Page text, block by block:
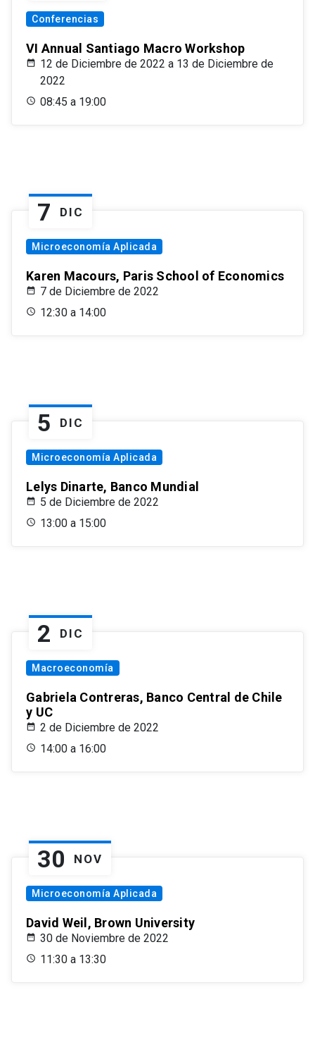
Conferencias
VI Annual Santiago Macro Workshop
12 de Diciembre de 2022 a 13 de Diciembre de
2022
08:45 a 19:00
7 DIC
Microeconomía Aplicada
Karen Macours, Paris School of Economics
7 de Diciembre de 2022
12:30 a 14:00
5 DIC
Microeconomía Aplicada
Lelys Dinarte, Banco Mundial
5 de Diciembre de 2022
13:00 a 15:00
2 DIC
Macroeconomía
Gabriela Contreras, Banco Central de Chile
y UC
2 de Diciembre de 2022
14:00 a 16:00
30 NOV
Microeconomía Aplicada
David Weil, Brown University
30 de Noviembre de 2022
11:30 a 13:30